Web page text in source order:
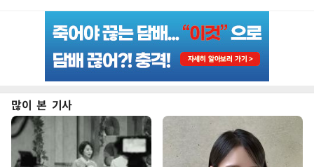
많이 본 기사